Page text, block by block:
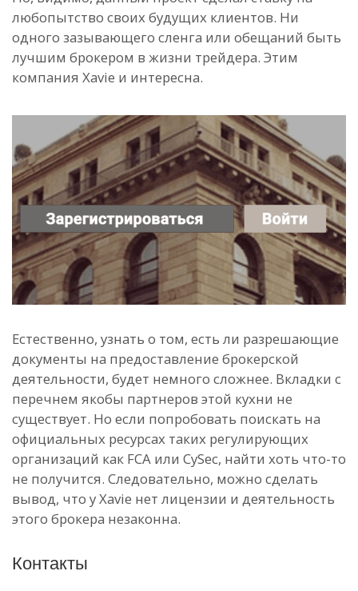
любопытство своих будущих клиентов. Ни
одного зазывающего сленга или обещаний быть
лучшим брокером в жизни трейдера. Этим
компания Xavie и интересна.
Естественно, узнать о том, есть ли разрешающие
документы на предоставление брокерской
деятельности, будет немного сложнее. Вкладки с
перечнем якобы партнеров этой кухни не
существует. Но если попробовать поискать на
официальных ресурсах таких регулирующих
организаций как FCA или CySec, найти хоть что-то
не получится. Следовательно, можно сделать
вывод, что у Xavie нет лицензии и деятельность
этого брокера незаконна.
Контакты